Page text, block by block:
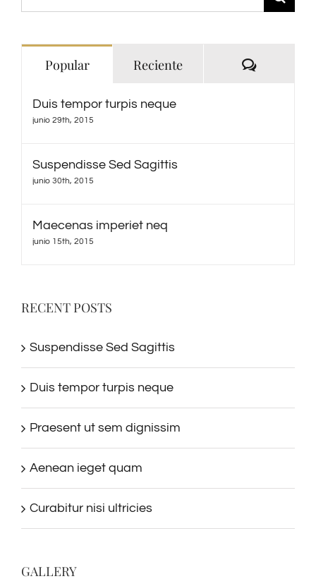
Popular Reciente
Duis tempor turpis neque
junio 29th, 2015
Suspendisse Sed Sagittis
junio 30th, 2015
Maecenas imperiet neq
junio 15th, 2015
RECENT POSTS
Suspendisse Sed Sagittis
Duis tempor turpis neque
Praesent ut sem dignissim
Aenean ieget quam
Curabitur nisi ultricies
GALLERY